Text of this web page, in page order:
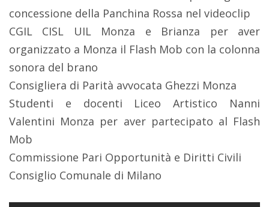
concessione della Panchina Rossa nel videoclip
CGIL CISL UIL Monza e Brianza per aver
organizzato a Monza il Flash Mob con la colonna
sonora del brano
Consigliera di Parità avvocata Ghezzi Monza
Studenti e docenti Liceo Artistico Nanni
Valentini Monza per aver partecipato al Flash
Mob
Commissione Pari Opportunità e Diritti Civili
Consiglio Comunale di Milano